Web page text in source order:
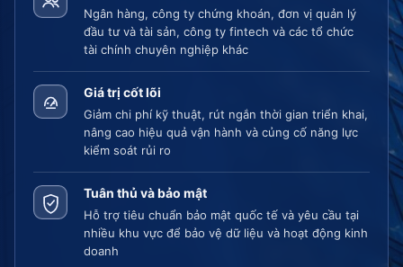
Ngân hàng, công ty chứng khoán, đơn vị quản lý
đầu tư và tài sản, công ty fintech và các tổ chức
tài chính chuyên nghiệp khác
Giá trị cốt lõi
Giảm chi phí kỹ thuật, rút ngắn thời gian triển khai,
nâng cao hiệu quả vận hành và củng cố năng lực
kiểm soát rủi ro
Tuân thủ và bảo mật
Hỗ trợ tiêu chuẩn bảo mật quốc tế và yêu cầu tại
nhiều khu vực để bảo vệ dữ liệu và hoạt động kinh
doanh